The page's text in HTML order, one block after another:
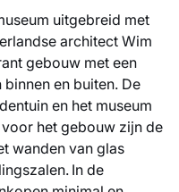
uitgebreid met
architect Wim
gebouw met een
en buiten. De
en het museum
het gebouw zijn de
wanden van glas
In de